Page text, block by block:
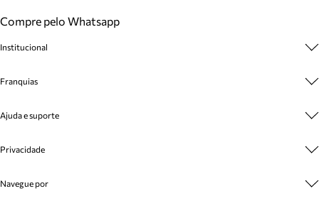
Compre pelo Whatsapp
Institucional
Cashback
Venda Corporativa
Mapa do Site
Inverno
Franquias
Plano de Negócio
Ajuda e suporte
Cadastro
Meus Pedidos
Privacidade
Politica e Privacidade
Navegue por